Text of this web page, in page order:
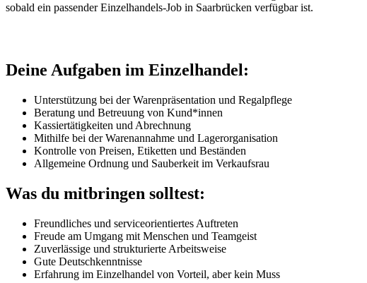
sobald ein passender Einzelhandels-Job in Saarbrücken verfügbar ist.
Deine Aufgaben im Einzelhandel:
Unterstützung bei der Warenpräsentation und Regalpflege
Beratung und Betreuung von Kund*innen
Kassiertätigkeiten und Abrechnung
Mithilfe bei der Warenannahme und Lagerorganisation
Kontrolle von Preisen, Etiketten und Beständen
Allgemeine Ordnung und Sauberkeit im Verkaufsrau
Was du mitbringen solltest:
Freundliches und serviceorientiertes Auftreten
Freude am Umgang mit Menschen und Teamgeist
Zuverlässige und strukturierte Arbeitsweise
Gute Deutschkenntnisse
Erfahrung im Einzelhandel von Vorteil, aber kein Muss